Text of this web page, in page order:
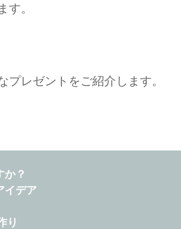
。
レゼントをご紹介します。
か？
イデア
り